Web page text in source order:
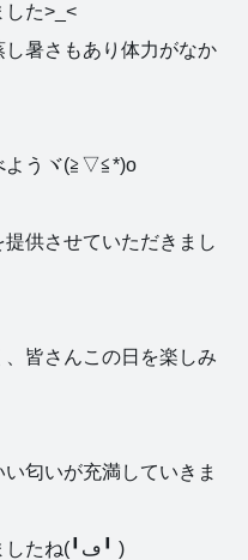
した>_<
暑さもあり体力がなか
ようヾ(≧▽≦*)o
供させていただきまし
皆さんこの日を楽しみ
匂いが充満していきま
匂いにつられ食欲も増してきましたね(╹ڡ╹ )